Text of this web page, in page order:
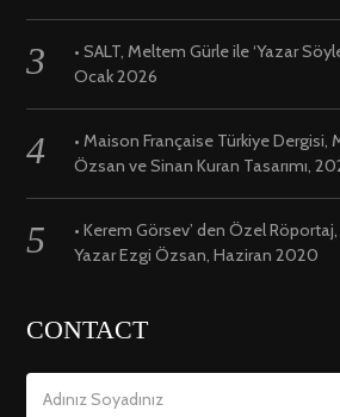
• SALT, Meltem Gürle ile ‘Yazar
Ocak 2026
• Maison Française Türkiye Dergisi,
Özsan ve Sinan Kuran Tasarımı,
• Kerem Görsev’ den Özel
Yazar Ezgi Özsan, Haziran 2020
CONTACT